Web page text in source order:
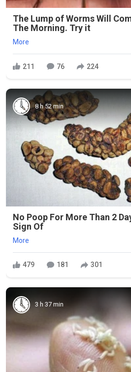
The Lump of Worms Will
The Morning. Try it
More
211 76 224
8 h 52 min
No Poop For More Than 2
Sign Of
More
479 181 301
3 h 37 min